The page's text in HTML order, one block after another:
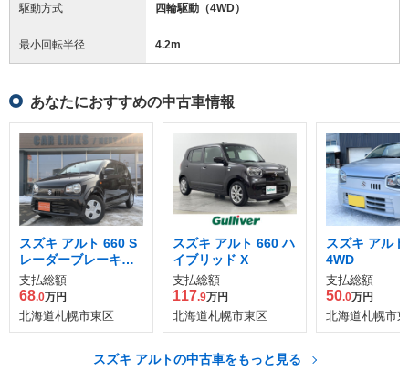
駆動方式 四輪駆動（4WD）
最小回転半径 4.2m
あなたにおすすめの中古車情報
スズキ アルト 660 S
レーダーブレーキサ
ポート装着車 4WD
支払総額
68.0万円
北海道札幌市東区
スズキ アルト 660 ハ
イブリッド X
支払総額
117.9万円
北海道札幌市東区
スズキ アル
4WD
支払総額
50.0万円
北海道札幌市
スズキ アルトの中古車をもっと見る